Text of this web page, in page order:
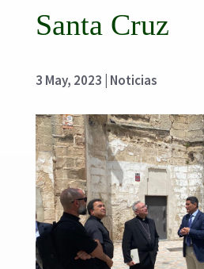
Santa Cruz
3 May, 2023 Noticias